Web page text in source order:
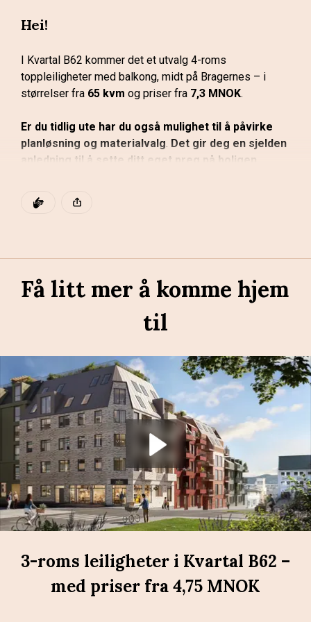
👇🏼
Hei!
I Kvartal B62 kommer det et utvalg 4-roms
toppleiligheter med balkong, midt på Bragernes – i
størrelser fra 65 kvm og priser fra 7,3 MNOK.
Er du tidlig ute har du også mulighet til å påvirke
planløsning og materialvalg. Det gir deg en sjelden
anledning til å sette ditt eget preg på boligen.
hverdagen: god størrelse, attraktive plasseringer og
god utsikt over byen.
Registrer din interesse litt lenger ned, så er du blant de
første som får mulighet til å velge når forhåndssalget
Åpne
Se bilder: Interiørstilen Kontrast gir toppleilighetene et
DEN POSTEN HAR
Få litt mer å komme hjem
til
Spill av videoen
3-roms leiligheter i Kvartal B62 –
med priser fra 4,75 MNOK